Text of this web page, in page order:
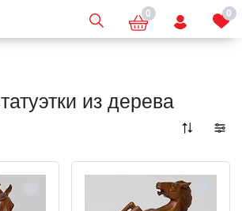
0 0
из дерева